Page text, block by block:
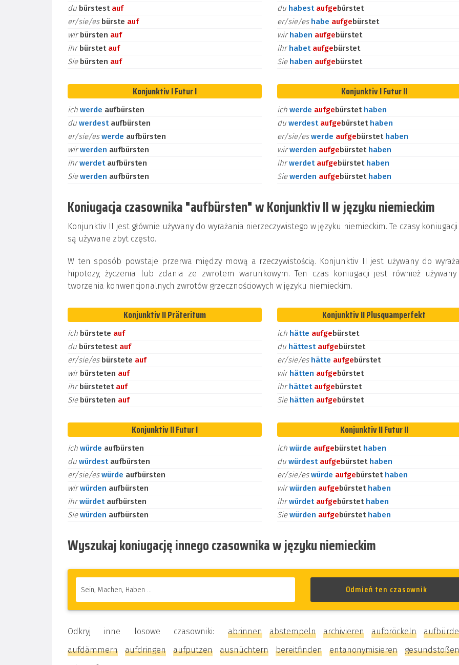
du bürstest auf
er/sie/es bürste auf
wirbürsten auf
ihrbürstet auf
Sie bürsten auf
du habest aufgebürstet
er/sie/es habe aufgebürstet
wirhaben aufgebürstet
ihrhabet aufgebürstet
Sie haben aufgebürstet
Konjunktiv I Futur I
ich werde aufbürsten
du werdest aufbürsten
er/sie/eswerde aufbürsten
wirwerden aufbürsten
ihrwerdet aufbürsten
Siewerden aufbürsten
Konjunktiv I Futur II
ich werde aufgebürstet haben
du werdest aufgebürstet haben
er/sie/eswerde aufgebürstet haben
wirwerden aufgebürstet haben
ihrwerdet aufgebürstet haben
Siewerden aufgebürstet haben
Koniugacja czasownika "aufbürsten" w Konjunktiv II w języku niemieckim
Konjunktiv II jest głównie używany do wyrażania nierzeczywistego w języku niemieckim. Te czasy
są używane zbyt często.
W ten sposób powstaje przerwa między mową a rzeczywistością. Konjunktiv II jest używany do
hipotezy, życzenia lub zdania ze zwrotem warunkowym. Ten czas koniugacji jest również
tworzenia konwencjonalnych zwrotów grzecznościowych w języku niemieckim.
Konjunktiv II Präteritum
ich bürstete auf
du bürstetest auf
er/sie/es bürstete auf
wirbürsteten auf
ihrbürstetet auf
Sie bürsteten auf
Konjunktiv II Plusquamperfekt
ich hätte aufgebürstet
du hättest aufgebürstet
er/sie/es hätte aufgebürstet
wirhätten aufgebürstet
ihrhättet aufgebürstet
Sie hätten aufgebürstet
Konjunktiv II Futur I
ich würde aufbürsten
du würdest aufbürsten
er/sie/eswürde aufbürsten
wirwürden aufbürsten
ihrwürdet aufbürsten
Siewürden aufbürsten
Konjunktiv II Futur II
ich würde aufgebürstet haben
du würdest aufgebürstet haben
er/sie/eswürde aufgebürstet haben
wirwürden aufgebürstet haben
ihrwürdet aufgebürstet haben
Siewürden aufgebürstet haben
Wyszukaj koniugację innego czasownika w języku niemieckim
Odkryj inne losowe czasowniki: abrinnen abstempeln archivieren aufbröckeln
aufdämmern
aufdringen aufputzen ausnüchtern bereitfinden entanonymisieren
gesundstoßen